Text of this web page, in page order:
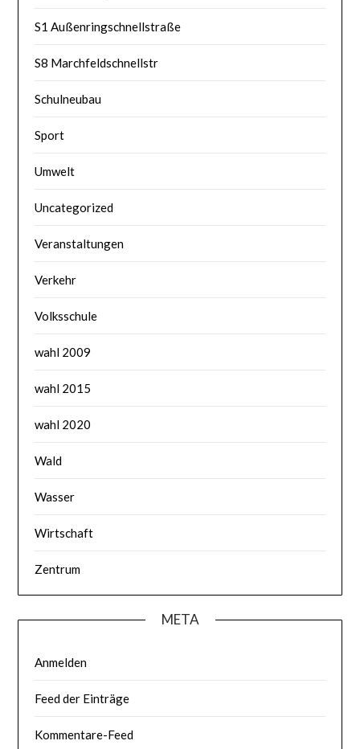
S1 Außenringschnellstraße
S8 Marchfeldschnellstr
Schulneubau
Sport
Umwelt
Uncategorized
Veranstaltungen
Verkehr
Volksschule
wahl 2009
wahl 2015
wahl 2020
Wald
Wasser
Wirtschaft
Zentrum
META
Anmelden
Feed der Einträge
Kommentare-Feed